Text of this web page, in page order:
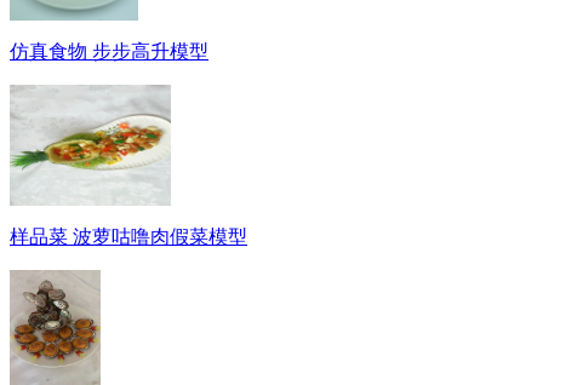
仿真食物 步步高升模型
样品菜 波萝咕噜肉假菜模型